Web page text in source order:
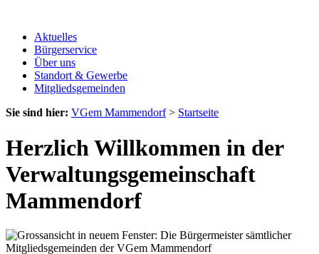
Aktuelles
Bürgerservice
Über uns
Standort & Gewerbe
Mitgliedsgemeinden
Sie sind hier: VGem Mammendorf> Startseite
Herzlich Willkommen in der
Verwaltungsgemeinschaft
Mammendorf